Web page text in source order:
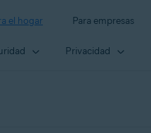
el hogar Para empresas
Privacidad